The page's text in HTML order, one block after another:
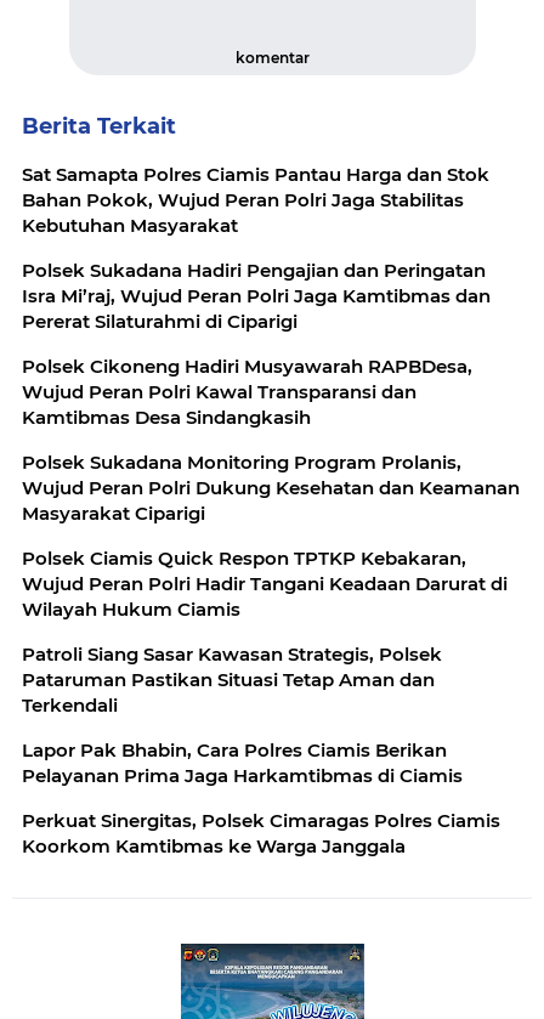
komentar
Berita Terkait
Sat Samapta Polres Ciamis Pantau Harga dan Stok
Bahan Pokok, Wujud Peran Polri Jaga Stabilitas
Kebutuhan Masyarakat
Polsek Sukadana Hadiri Pengajian dan Peringatan
Isra Mi’raj, Wujud Peran Polri Jaga Kamtibmas dan
Pererat Silaturahmi di Ciparigi
Polsek Cikoneng Hadiri Musyawarah RAPBDesa,
Wujud Peran Polri Kawal Transparansi dan
Kamtibmas Desa Sindangkasih
Polsek Sukadana Monitoring Program Prolanis,
Wujud Peran Polri Dukung Kesehatan dan Keamanan
Masyarakat Ciparigi
Polsek Ciamis Quick Respon TPTKP Kebakaran,
Wujud Peran Polri Hadir Tangani Keadaan Darurat di
Wilayah Hukum Ciamis
Patroli Siang Sasar Kawasan Strategis, Polsek
Pataruman Pastikan Situasi Tetap Aman dan
Terkendali
Lapor Pak Bhabin, Cara Polres Ciamis Berikan
Pelayanan Prima Jaga Harkamtibmas di Ciamis
Perkuat Sinergitas, Polsek Cimaragas Polres Ciamis
Koorkom Kamtibmas ke Warga Janggala